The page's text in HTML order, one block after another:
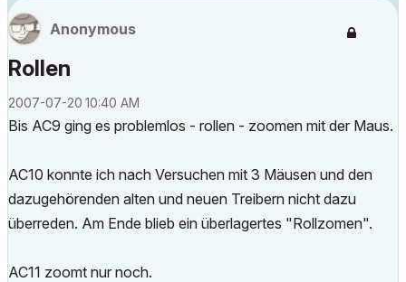
Anonymous
Rollen
‎2007-07-20 10:40 AM
Bis AC9 ging es problemlos - rollen - zoomen mit der Maus.
AC10 konnte ich nach Versuchen mit 3 Mäusen und den
dazugehörenden alten und neuen Treibern nicht dazu
überreden. Am Ende blieb ein überlagertes "Rollzomen".
AC11 zoomt nur noch.